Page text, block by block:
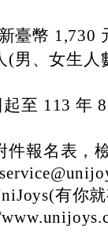
臺幣 1,730
(男、女生
至 113 年
件報名表，
有你